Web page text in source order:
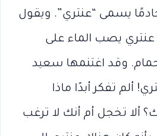
يسمى “عنتري”. ويقول
عنتري يصب الماء على
وقد اغتنمها سعيد
ألم تفكر أبدًا ماذا
ألا تخجل أم أنك لا ترغب